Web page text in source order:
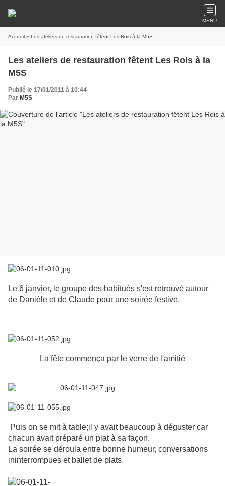
MENU
Accueil » Les ateliers de restauration fêtent Les Rois à la M5S
Les ateliers de restauration fêtent Les Rois à la
M5S
Publié le 17/01/2011 à 10:44
Par M5S
Le 6 janvier, le groupe des habitués s'est retrouvé autour
de Danièle et de Claude pour une soirée festive.
La fête commença par le verre de l'amitié
Puis on se mit à table;il y avait beaucoup à déguster car
chacun avait préparé un plat à sa façon.
La soirée se déroula entre bonne humeur, conversations
ininterrompues et ballet de plats.